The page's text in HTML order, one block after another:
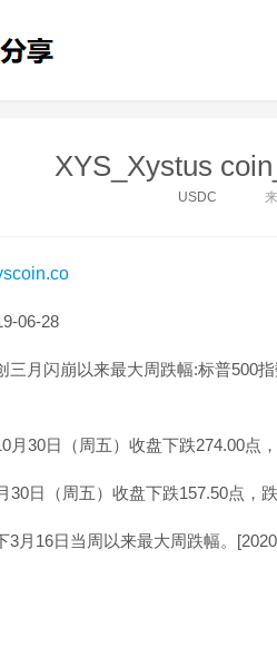
XYS_Xystus
USDC
06-28
三月闪崩以来最大周跌幅:标普500
月30日（周五）收盘下跌274.00点
30日（周五）收盘下跌157.50点，
3月16日当周以来最大周跌幅。